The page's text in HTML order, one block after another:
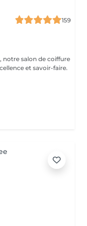
159
notre salon de coiffure
et savoir-faire.